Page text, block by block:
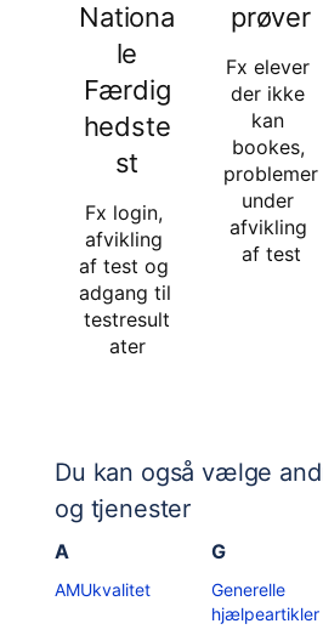
Nationa
le
Færdig
hedste
st
Fx login,
afvikling
af test og
adgang til
testresult
ater
prøver
Fx elever
der ikke
kan
bookes,
problemer
under
afvikling
af test
Du kan også vælge
og tjenester
A
AMUkvalitet
G
Generelle
hjælpeartikler